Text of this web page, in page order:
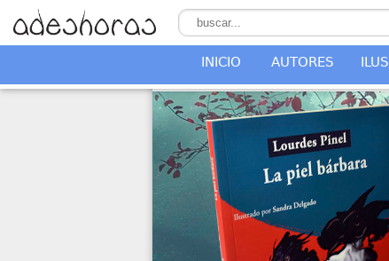
INICIO AUTORES